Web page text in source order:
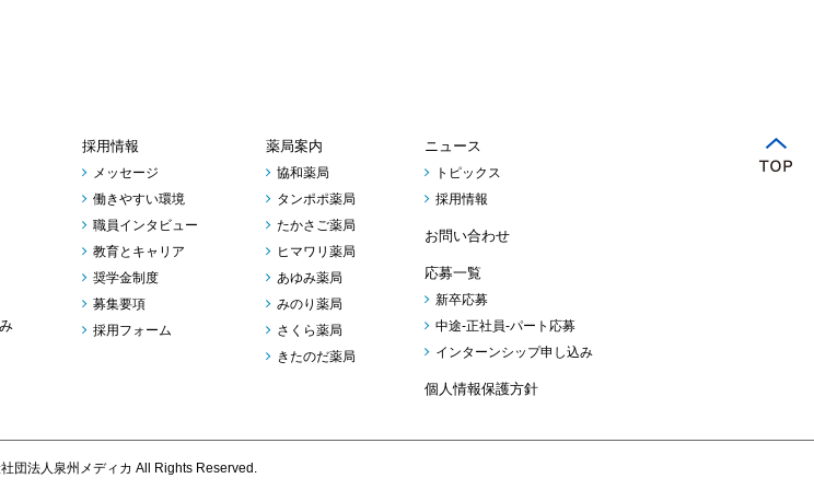
採用情報
メッセージ
働きやすい環境
職員インタビュー
教育とキャリア
奨学金制度
募集要項
採用フォーム
薬局案内
協和薬局
タンポポ薬局
たかさご薬局
ヒマワリ薬局
あゆみ薬局
みのり薬局
さくら薬局
きたのだ薬局
ニュース
トピックス
採用情報
お問い合わせ
応募一覧
新卒応募
中途-正社員-パート応募
インターンシップ申し込み
個人情報保護方針
団法人泉州メディカ All Rights Reserved.